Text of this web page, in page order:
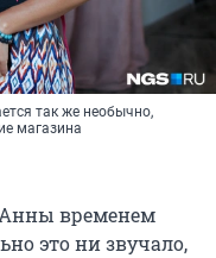
так же необычно,
магазина
Анны временем
это ни звучало,